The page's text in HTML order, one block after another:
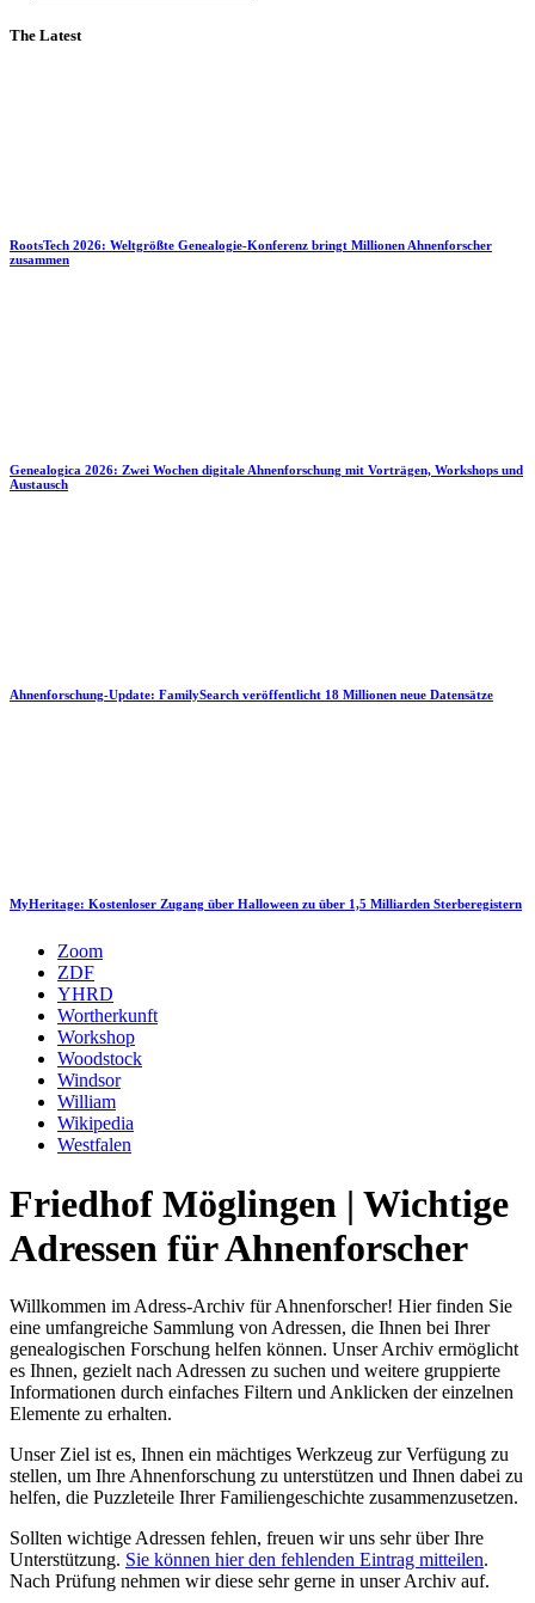
The Latest
RootsTech 2026: Weltgrößte Genealogie-Konferenz bringt Millionen Ahnenforscher
zusammen
Genealogica 2026: Zwei Wochen digitale Ahnenforschung mit Vorträgen, Workshops und
Austausch
Ahnenforschung-Update: FamilySearch veröffentlicht 18 Millionen neue Datensätze
MyHeritage: Kostenloser Zugang über Halloween zu über 1,5 Milliarden Sterberegistern
Zoom
ZDF
YHRD
Wortherkunft
Workshop
Woodstock
Windsor
William
Wikipedia
Westfalen
Friedhof Möglingen | Wichtige
Adressen für Ahnenforscher
Willkommen im Adress-Archiv für Ahnenforscher! Hier finden Sie
eine umfangreiche Sammlung von Adressen, die Ihnen bei Ihrer
genealogischen Forschung helfen können. Unser Archiv ermöglicht
es Ihnen, gezielt nach Adressen zu suchen und weitere gruppierte
Informationen durch einfaches Filtern und Anklicken der einzelnen
Elemente zu erhalten.
Unser Ziel ist es, Ihnen ein mächtiges Werkzeug zur Verfügung zu
stellen, um Ihre Ahnenforschung zu unterstützen und Ihnen dabei zu
helfen, die Puzzleteile Ihrer Familiengeschichte zusammenzusetzen.
Sollten wichtige Adressen fehlen, freuen wir uns sehr über Ihre
Unterstützung. Sie können hier den fehlenden Eintrag mitteilen.
Nach Prüfung nehmen wir diese sehr gerne in unser Archiv auf.